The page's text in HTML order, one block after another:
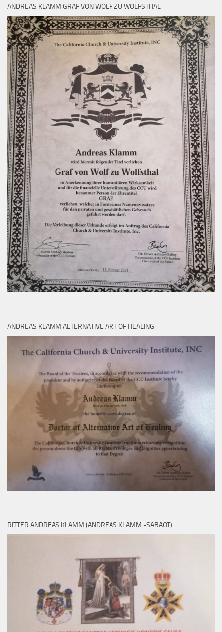
ANDREAS KLAMM GRAF VON WOLF ZU WOLFSTHAL
ANDREAS KLAMM ALTERNATIVE ART OF HEALING
RITTER ANDREAS KLAMM (ANDREAS KLAMM -SABAOT)